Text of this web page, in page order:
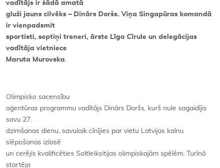
vadītājs ir šādā amatā
gluži jauns cilvēks – Dinārs Doršs. Viņa Singapūras komandā
ir vienpadsmit
sportisti, septiņi treneri, ārste Līga Cīrule un delegācijas
vadītāja vietniece
Maruta Murovska.
Olimpisko sacensību
aģentūras programmu vadītājs Dinārs Doršs, kurš nule sagaidījis
savu 27.
dzimšanas dienu, savulaik cīnījies par vietu Latvijas kalnu
slēpošanas izlasē
un cerējis kvalificēties Soltleiksitijas olimpiskajām spēlēm. Turīnā
startēja